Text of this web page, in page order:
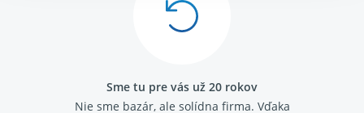
Sme tu pre vás už 20 rokov
Nie sme bazár, ale solídna firma. Vďaka